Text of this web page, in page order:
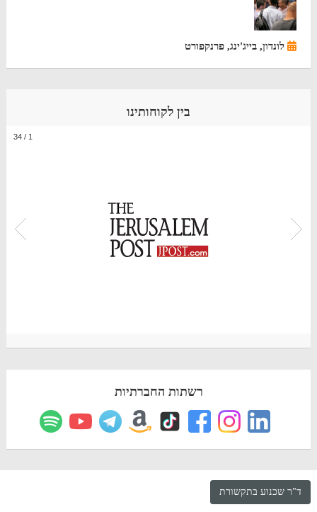
לונדון, בייג'ינג, פרנקפורט
בין לקוחותינו
1
/
34
רשתות החברתיות
ד"ר שכנוע בתקשורת